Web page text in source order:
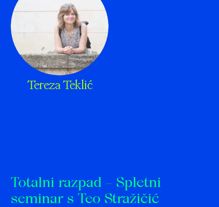
Tereza Teklić
Totalni razpad – Spletni
seminar s Teo Stražičić